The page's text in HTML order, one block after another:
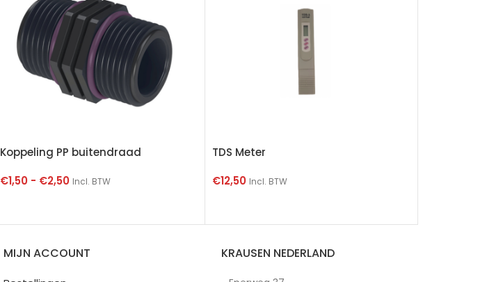
Koppeling PP buitendraad
€1,50 - €2,50 Incl. BTW
TDS Meter
€12,50 Incl. BTW
MIJN ACCOUNT KRAUSEN NEDERLAND